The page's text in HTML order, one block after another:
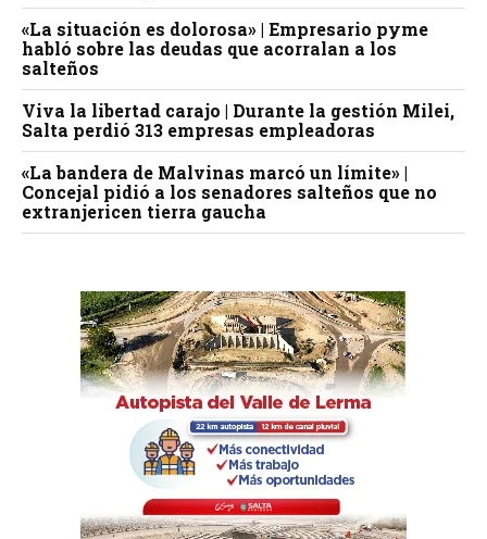
«La situación es dolorosa» | Empresario pyme
habló sobre las deudas que acorralan a los
salteños
Viva la libertad carajo | Durante la gestión Milei,
Salta perdió 313 empresas empleadoras
«La bandera de Malvinas marcó un límite» |
Concejal pidió a los senadores salteños que no
extranjericen tierra gaucha